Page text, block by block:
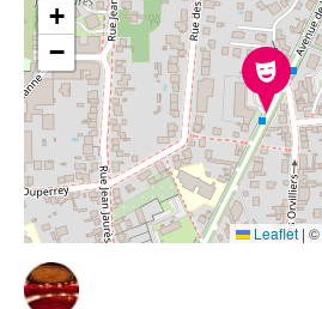
+
−
Leaflet | ©